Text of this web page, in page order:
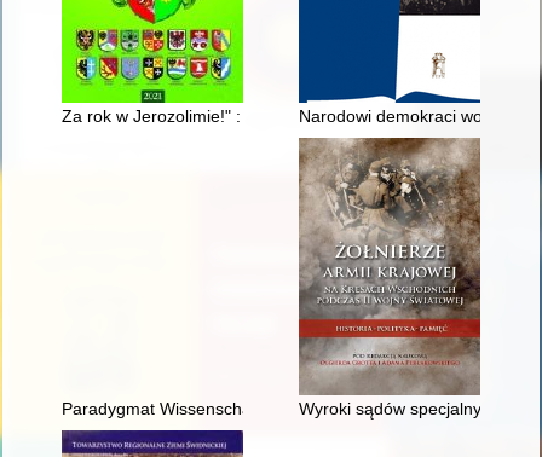
Za rok w Jerozolimie!" : kibuce w Schniebinchen (Świbinki) i
Narodowi demokraci wobec
Paradygmat Wissenschaft des Judentums? : aktywność
Wyroki sądów specjalnych